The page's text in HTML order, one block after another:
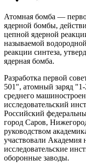
Атомная бомба —
ядерной бомбы,
цепной ядерной
называемой
реакции синтеза,
ядерная бомба.
Разработка первой
501", атомный заряд
среднего
исследовательский
Российский
город Саров,
руководством
участвовали
исследовательские
оборонные заводы.